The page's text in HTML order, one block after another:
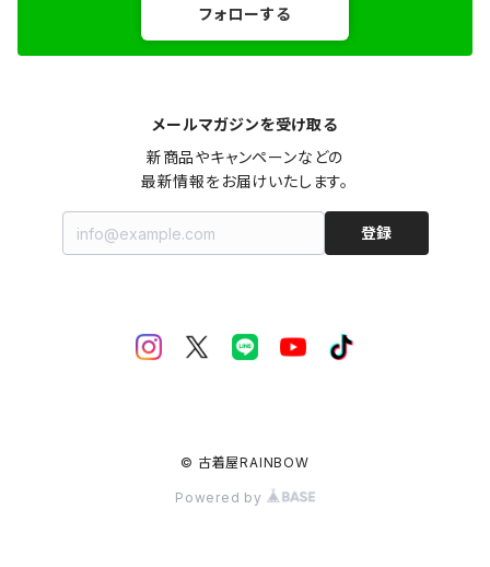
フォローする
メールマガジンを受け取る
新商品やキャンペーンなどの
最新情報をお届けいたします。
登録
© 古着屋RAINBOW
Powered by